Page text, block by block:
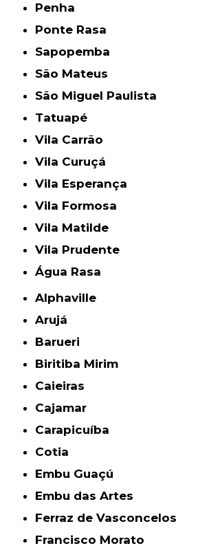
Penha
Ponte Rasa
Sapopemba
São Mateus
São Miguel Paulista
Tatuapé
Vila Carrão
Vila Curuçá
Vila Esperança
Vila Formosa
Vila Matilde
Vila Prudente
Água Rasa
Alphaville
Arujá
Barueri
Biritiba Mirim
Caieiras
Cajamar
Carapicuíba
Cotia
Embu Guaçú
Embu das Artes
Ferraz de Vasconcelos
Francisco Morato